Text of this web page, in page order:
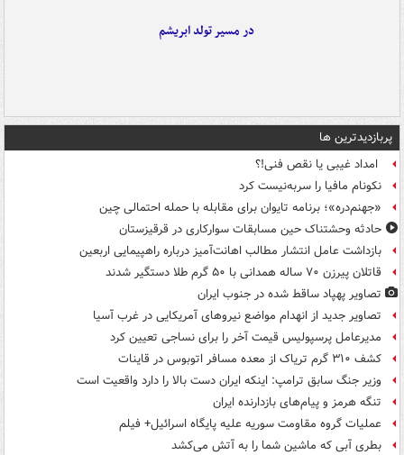
در مسیر تولد ابریشم
پربازدیدترین ها
امداد غیبی یا نقص فنی!؟
نکونام مافیا را سربه‌نیست کرد
«جهنم‌دره»؛ برنامه تایوان برای مقابله با حمله احتمالی چین
حادثه وحشتناک حین مسابقات سوارکاری در قرقیزستان
بازداشت عامل انتشار مطالب اهانت‌آمیز درباره راهپیمایی اربعین
قاتلان پیرزن ۷۰ ساله همدانی با ۵۰ گرم طلا دستگیر شدند
تصاویر پهپاد ساقط شده در جنوب ایران
تصاویر جدید از انهدام مواضع نیروهای آمریکایی در غرب آسیا
مدیرعامل پرسپولیس قیمت آخر را برای نساجی تعیین کرد
کشف ۳۱۰ گرم تریاک از معده مسافر اتوبوس در قاینات
وزیر جنگ سابق ترامپ: اینکه ایران دست بالا را دارد واقعیت است
تنگه هرمز و پیام‌های بازدارنده ایران
عملیات گروه مقاومت سوریه علیه پایگاه اسرائیل+ فیلم
بطری آبی که ماشین شما را به آتش می‌کشد